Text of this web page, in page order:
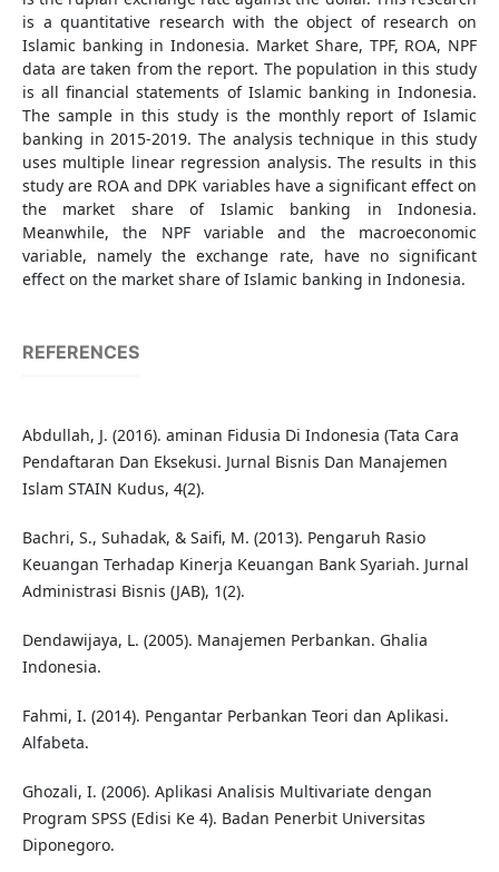
is a quantitative research with the object of research on
Islamic banking in Indonesia. Market Share, TPF, ROA, NPF
data are taken from the report. The population in this study
is all financial statements of Islamic banking in Indonesia.
The sample in this study is the monthly report of Islamic
banking in 2015-2019. The analysis technique in this study
uses multiple linear regression analysis. The results in this
study are ROA and DPK variables have a significant effect on
the market share of Islamic banking in Indonesia.
Meanwhile, the NPF variable and the macroeconomic
variable, namely the exchange rate, have no significant
effect on the market share of Islamic banking in Indonesia.
REFERENCES
Abdullah, J. (2016). aminan Fidusia Di Indonesia (Tata Cara
Pendaftaran Dan Eksekusi. Jurnal Bisnis Dan Manajemen
Islam STAIN Kudus, 4(2).
Bachri, S., Suhadak, & Saifi, M. (2013). Pengaruh Rasio
Keuangan Terhadap Kinerja Keuangan Bank Syariah. Jurnal
Administrasi Bisnis (JAB), 1(2).
Dendawijaya, L. (2005). Manajemen Perbankan. Ghalia
Indonesia.
Fahmi, I. (2014). Pengantar Perbankan Teori dan Aplikasi.
Alfabeta.
Ghozali, I. (2006). Aplikasi Analisis Multivariate dengan
Program SPSS (Edisi Ke 4). Badan Penerbit Universitas
Diponegoro.